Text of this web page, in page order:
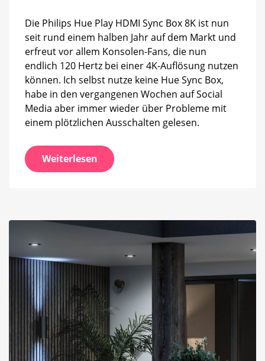
Die Philips Hue Play HDMI Sync Box 8K ist nun
seit rund einem halben Jahr auf dem Markt und
erfreut vor allem Konsolen-Fans, die nun
endlich 120 Hertz bei einer 4K-Auflösung nutzen
können. Ich selbst nutze keine Hue Sync Box,
habe in den vergangenen Wochen auf Social
Media aber immer wieder über Probleme mit
einem plötzlichen Ausschalten gelesen.
Weiterlesen